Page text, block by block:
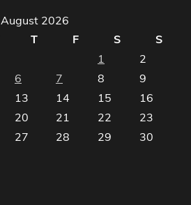
August 2026
T F S
S
1
2
6 7 8
9
13 14 15
16
20 21 22
23
27 28 29
30